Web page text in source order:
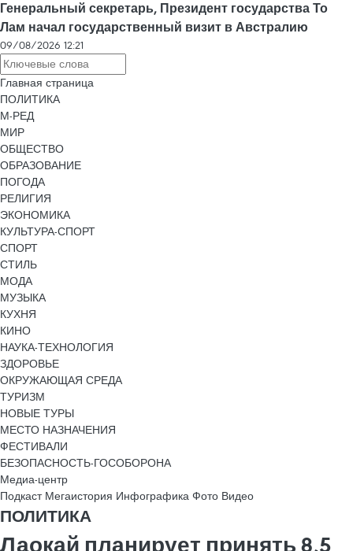
Генеральный секретарь, Президент государства То
Лам начал государственный визит в Австралию
09/08/2026 12:21
Главная страница
ПОЛИТИКА
М-РЕД
МИР
ОБЩЕСТВО
ОБРАЗОВАНИЕ
ПОГОДА
РЕЛИГИЯ
ЭКОНОМИКА
КУЛЬТУРА-СПОРТ
СПОРТ
СТИЛЬ
МОДА
МУЗЫКА
КУХНЯ
КИНО
НАУКА-ТЕХНОЛОГИЯ
ЗДОРОВЬЕ
ОКРУЖАЮЩАЯ СРЕДА
ТУРИЗМ
НОВЫЕ ТУРЫ
МЕСТО НАЗНАЧЕНИЯ
ФЕСТИВАЛИ
БЕЗОПАСНОСТЬ-ГОСОБОРОНА
Медиа-центр
Подкаст Мегаистория Инфографика Фото Видео
ПОЛИТИКА
Лаокай планирует принять 8,5